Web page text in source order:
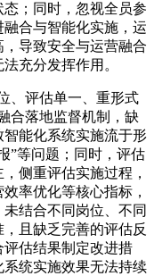
；同时，忽视全员参
合与智能化实施，运
导致安全与运营融合
充分发挥作用。
、评估单一、重形式
合落地监督机制，缺
能化系统实施流于形
”等问题；同时，评估
侧重评估实施过程，
率优化等核心指标，
结合不同岗位、不同
且缺乏完善的评估反
估结果制定改进措
统实施效果无法持续